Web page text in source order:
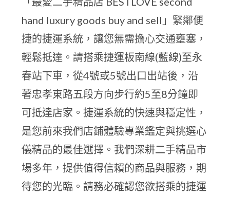
hand luxury goods buy and sell」緊鄰便
捷的捷運系統，讓您無需擔心交通壅塞，
輕鬆抵達。請搭乘捷運板南線(藍線)至永
春站下車，從4號或5號出口出站後，沿
著忠孝東路五段方向步行約5至8分鐘即
可抵達店家。捷運系統的快速與穩定性，
是您前來我們店鋪體驗專業鑑定與挑選心
儀精品的最佳選擇。我們深耕二手精品市
場多年，提供值得信賴的商品與服務，期
待您的光臨。請務必確認您欲搭乘的捷運